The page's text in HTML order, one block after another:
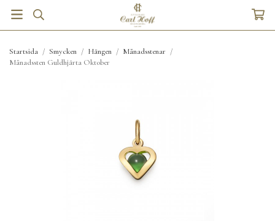
Startsida / Smycken / Hängen / Månadsstenar /
Månadssten Guldhjärta Oktober